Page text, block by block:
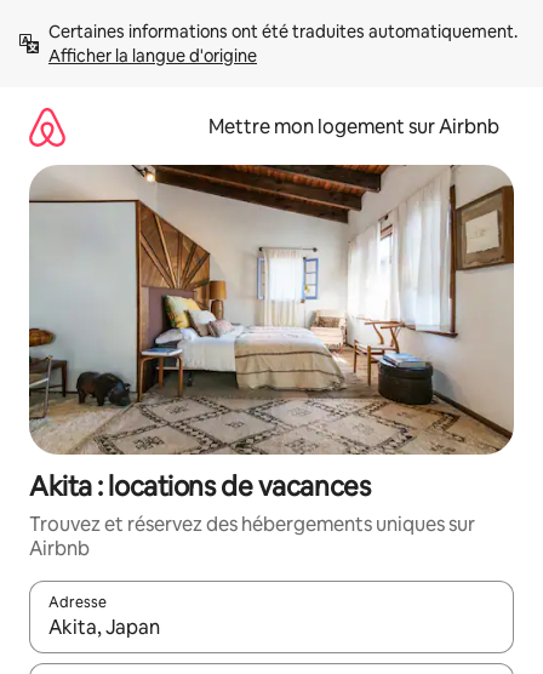
directement
Afficher la langue d'origine
Mettre mon logement sur Airbnb
Akita : locations de vacances
Trouvez et réservez des hébergements uniques sur
Airbnb
Adresse
Lorsque les résultats s'affichent, utilisez les flèches vers le